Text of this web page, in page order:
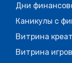
Дни
Каникулы с
Витрина
Витрина